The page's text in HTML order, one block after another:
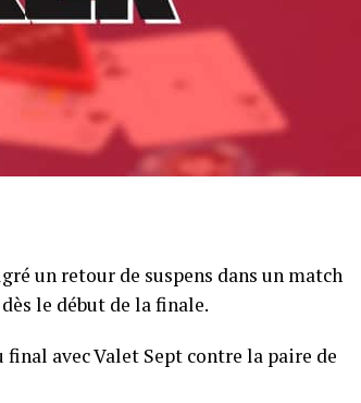
un retour de suspens dans un match
le début de la finale.
avec Valet Sept contre la paire de